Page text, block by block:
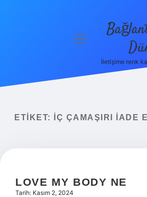
menüyü
İletişime renk
ETIKET: İÇ ÇAMAŞIRI IADE
LOVE MY BODY NE
Tarih: Kasım 2, 2024